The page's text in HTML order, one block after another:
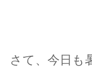
さて、今日も